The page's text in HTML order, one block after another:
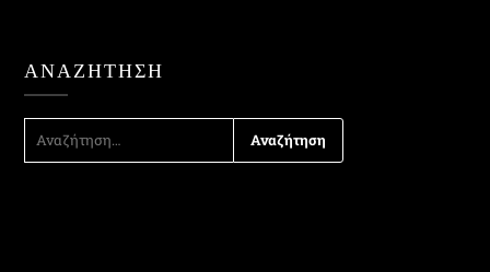
ΑΝΑΖΉΤΗΣΗ
ΓΙΑ: